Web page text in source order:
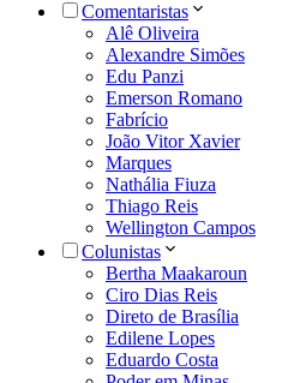
Comentaristas
Alê Oliveira
Alexandre Simões
Edu Panzi
Emerson Romano
Fabrício
João Vitor Xavier
Marques
Nathália Fiuza
Thiago Reis
Wellington Campos
Colunistas
Bertha Maakaroun
Ciro Dias Reis
Direto de Brasília
Edilene Lopes
Eduardo Costa